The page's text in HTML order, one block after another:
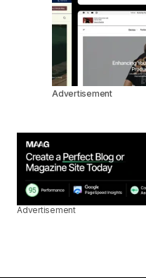
Advertisement
Advertisement